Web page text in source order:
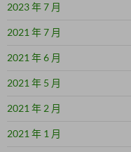
2023 年 7 月
2021 年 7 月
2021 年 6 月
2021 年 5 月
2021 年 2 月
2021 年 1 月